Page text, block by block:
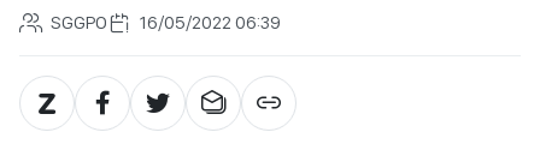
SGGPO 16/05/2022 06:39